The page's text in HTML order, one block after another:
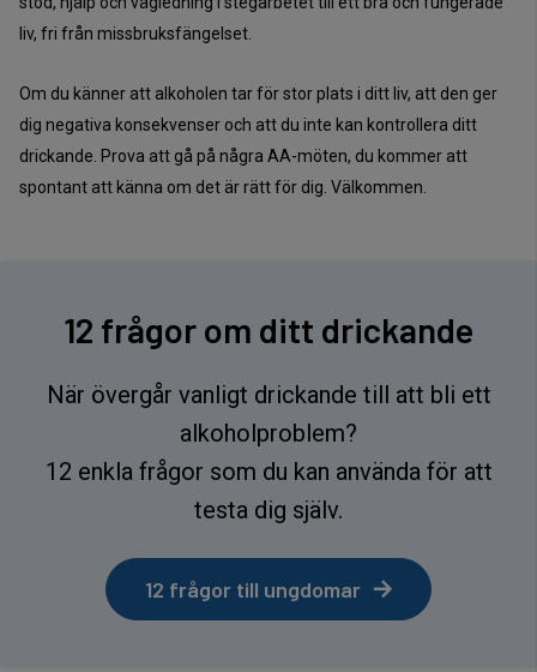
liv, fri från missbruksfängelset.
Om du känner att alkoholen tar för stor plats i ditt liv, att den ger
dig negativa konsekvenser och att du inte kan kontrollera ditt
drickande. Prova att gå på några AA-möten, du kommer att
spontant att känna om det är rätt för dig. Välkommen.
12 frågor om ditt drickande
När övergår vanligt drickande till att bli ett
alkoholproblem?
12 enkla frågor som du kan använda för att
testa dig själv.
12 frågor till ungdomar